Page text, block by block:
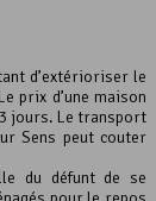
d’extérioriser le
prix d’une maison
jours. Le transport
Sens peut couter
du défunt de se